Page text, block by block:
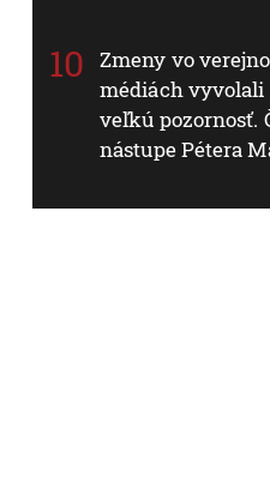
Zmeny vo
médiách vyvolali
veľkú pozornosť.
nástupe Pétera